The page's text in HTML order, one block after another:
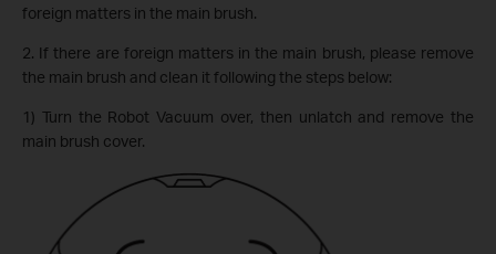
foreign matters in the main brush.
2. If there are foreign matters in the main brush, please remove
the main brush and clean it following the steps below:
1) Turn the Robot Vacuum over, then unlatch and remove the
main brush cover.